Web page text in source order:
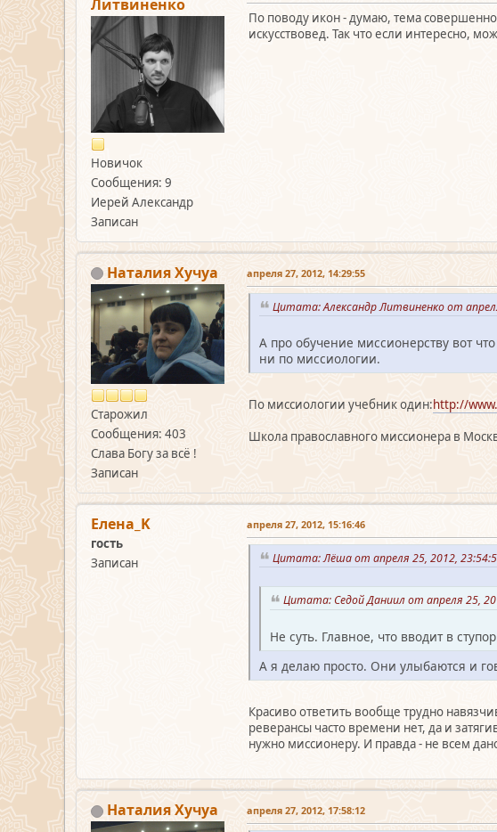
Литвиненко
Новичок
Сообщения: 9
Иерей Александр
Записан
По поводу икон - думаю, тема
искусствовед. Так что если интересно,
Наталия Хучуа
Старожил
Сообщения: 403
Слава Богу за всё !
Записан
апреля 27, 2012, 14:29:55
Цитата: Александр Литвиненко от
А про обучение миссионерству вот
ни по миссиологии.
По миссиологии учебник один:http://
Школа православного миссионера в
Елена_K
гость
Записан
апреля 27, 2012, 15:16:46
Цитата: Лёша от апреля 25, 2012,
Цитата: Седой Даниил от апреля 25,
Не суть. Главное, что вводит в
А я делаю просто. Они улыбаются и
Красиво ответить вообще трудно
реверансы часто времени нет, да и
нужно миссионеру. И правда - не всем
Наталия Хучуа апреля 27, 2012, 17:58:12